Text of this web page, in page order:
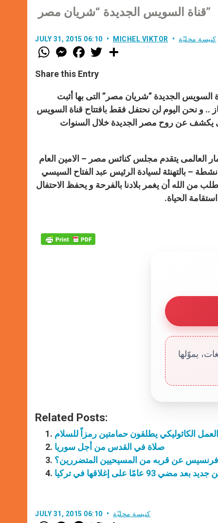
قناة السويس الجديدة “شريان مصر”
JULY 31, 2015 06:10 MICHEL VIKTOR كنيسة محليّة
W
h
t
s
M
e
s
e
g
e
r
F
a
e
b
o
k
w
r
Share this Entry
السويس الجديدة “شريان مصر” التى بها أثبت
.. و نحن اليوم لن نحتفل فقط بافتتاح قناة السويس
يكشف عن روح مصر الجديدة خلال السنوات
العالمى يتقدم مجلس كنائس مصر – الامين العام
– بالتهنئة لسيادة الرئيس عبد الفتاح السيسي
الله أن يغمر بلادنا بالفرحة و يحفظ الاحتفال
الحياة.
يموّلها
Related Posts:
العمل الكاثوليكي يطلقون حمامتين رمزاً للسلام
صلاة في القدس من أجل سوريا
فرنسيس عن قربه من المسيحيين المتضررين؟
JULY 31, 2015 06:10 كنيسة محليّة